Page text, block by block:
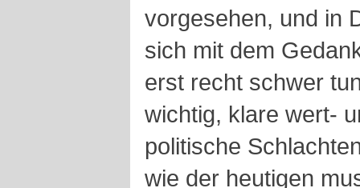
vorgesehen, und in
sich mit dem
erst recht schwer
wichtig, klare wert-
politische
wie der heutigen